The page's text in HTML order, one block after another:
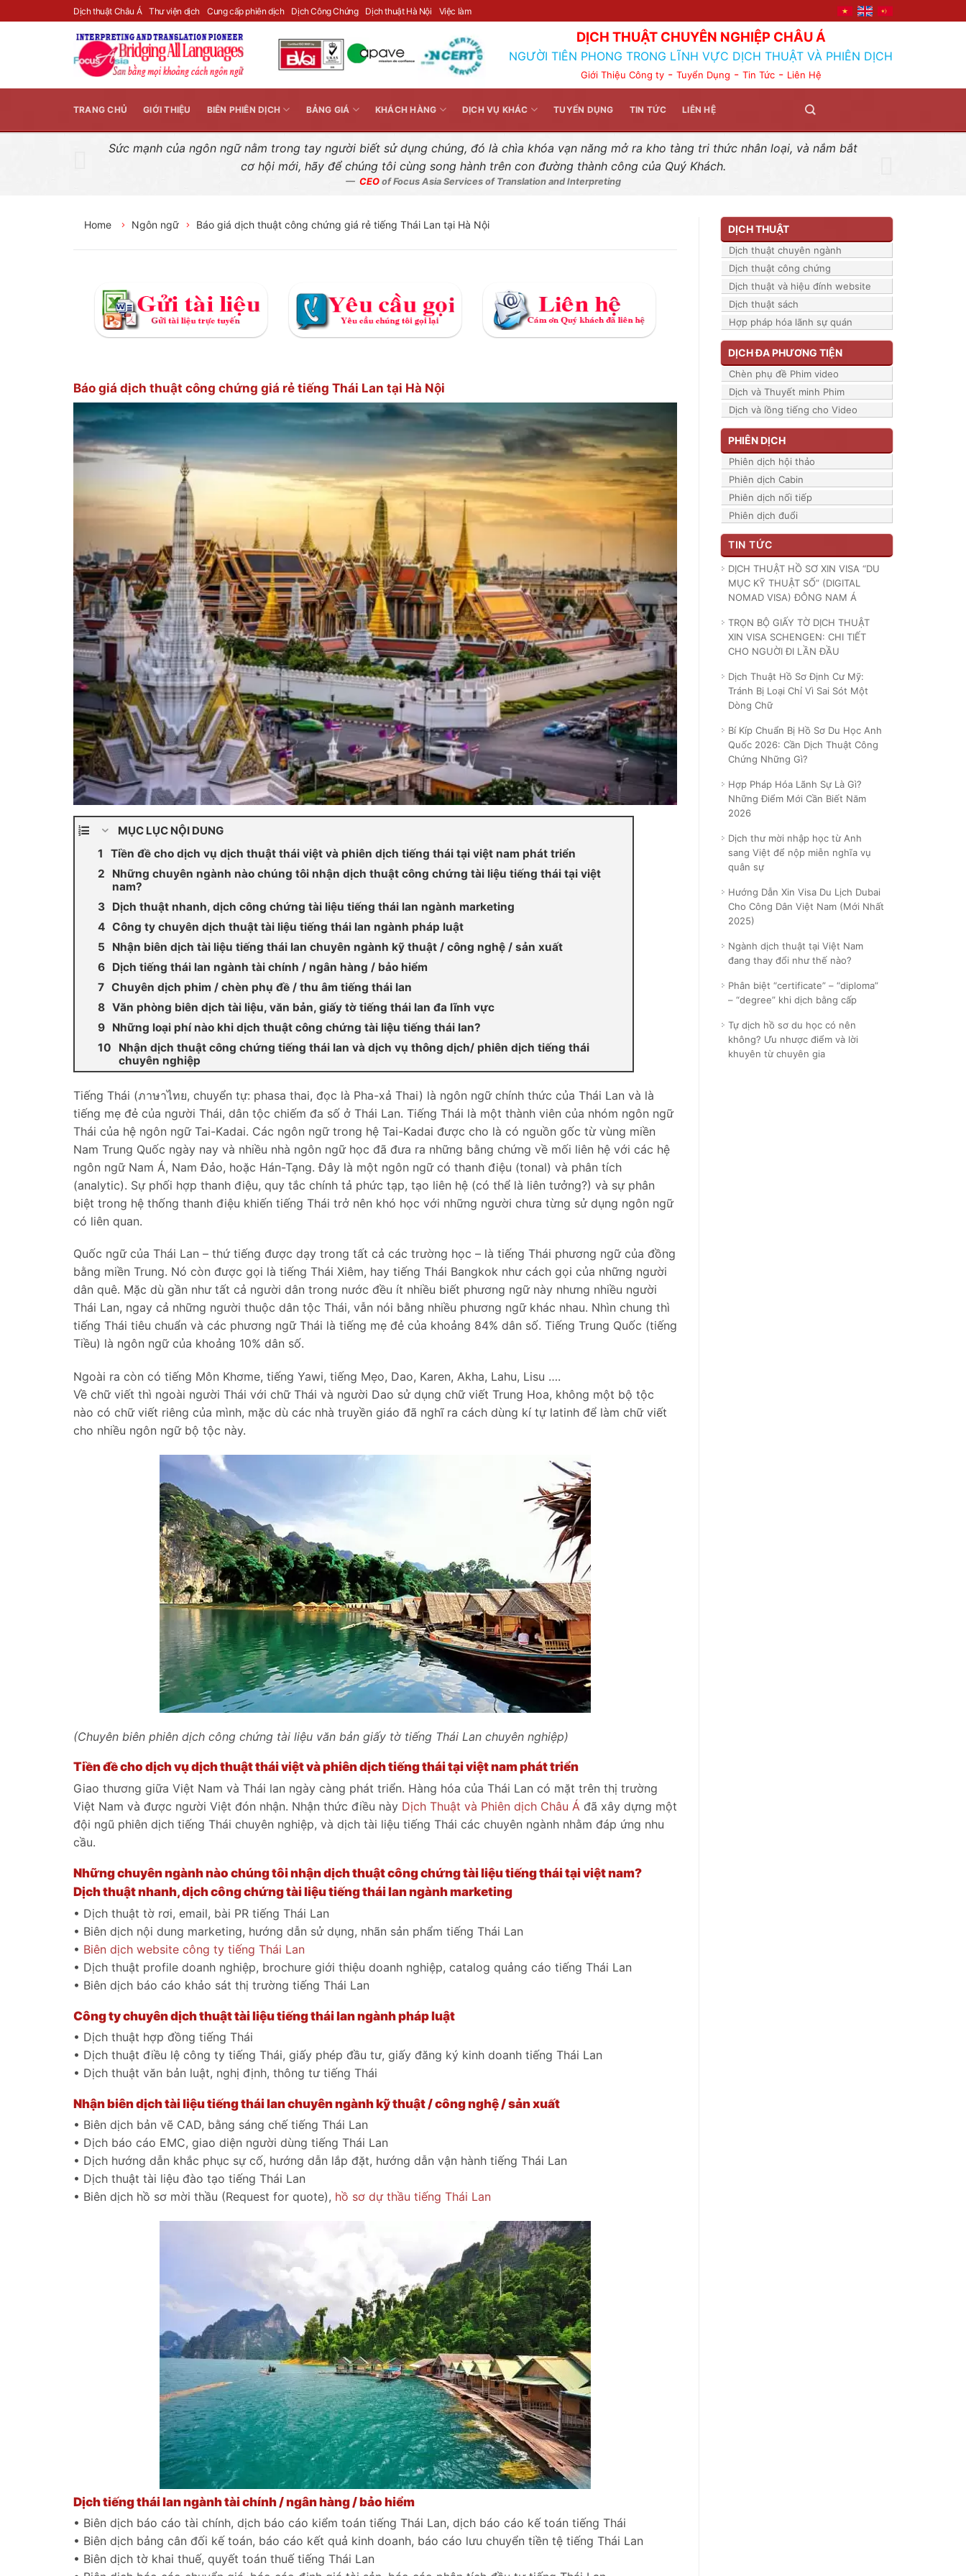
Dịch thuật Châu Á Thư viện dịch Cung cấp phiên dịch Dịch Công Chứng Dịch thuật Hà Nội Việc làm
DỊCH THUẬT CHUYÊN NGHIỆP CHÂU Á
NGƯỜI TIÊN PHONG TRONG LĨNH VỰC DỊCH THUẬT VÀ PHIÊN DỊCH
Giới Thiệu Công ty- Tuyển Dụng - Tin Tức- Liên Hệ
TRANG CHỦ GIỚI THIỆU BIÊN PHIÊN DỊCH BẢNG GIÁ KHÁCH HÀNG DỊCH VỤ KHÁC TUYỂN DỤNG TIN TỨC LIÊN HỆ
Sức mạnh của ngôn ngữ nằm trong tay người biết sử dụng chúng, đó là chìa khóa vạn năng mở ra kho tàng tri thức nhân loại, và nắm bắt
cơ hội mới, hãy để chúng tôi cùng song hành trên con đường thành công của Quý Khách.
CEOof Focus Asia Services of Translation and Interpreting
Home Ngôn ngữ Báo giá dịch thuật công chứng giá rẻ tiếng Thái Lan tại Hà Nội
Báo giá dịch thuật công chứng giá rẻ tiếng Thái Lan tại Hà Nội
MỤC LỤC NỘI DUNG
Tiền đề cho dịch vụ dịch thuật thái việt và phiên dịch tiếng thái tại việt nam phát triển
Những chuyên ngành nào chúng tôi nhận dịch thuật công chứng tài liệu tiếng thái tại việt
nam?
Dịch thuật nhanh, dịch công chứng tài liệu tiếng thái lan ngành marketing
Công ty chuyên dịch thuật tài liệu tiếng thái lan ngành pháp luật
Nhận biên dịch tài liệu tiếng thái lan chuyên ngành kỹ thuật / công nghệ / sản xuất
Dịch tiếng thái lan ngành tài chính / ngân hàng / bảo hiểm
Chuyên dịch phim / chèn phụ đề / thu âm tiếng thái lan
Văn phòng biên dịch tài liệu, văn bản, giấy tờ tiếng thái lan đa lĩnh vực
Những loại phí nào khi dịch thuật công chứng tài liệu tiếng thái lan?
Nhận dịch thuật công chứng tiếng thái lan và dịch vụ thông dịch/ phiên dịch tiếng thái
chuyên nghiệp
Tiếng Thái (ภาษาไทย, chuyển tự: phasa thai, đọc là Pha-xả Thai) là ngôn ngữ chính thức của Thái Lan và là
tiếng mẹ đẻ của người Thái, dân tộc chiếm đa số ở Thái Lan. Tiếng Thái là một thành viên của nhóm ngôn ngữ
Thái của hệ ngôn ngữ Tai-Kadai. Các ngôn ngữ trong hệ Tai-Kadai được cho là có nguồn gốc từ vùng miền
Nam Trung Quốc ngày nay và nhiều nhà ngôn ngữ học đã đưa ra những bằng chứng về mối liên hệ với các hệ
ngôn ngữ Nam Á, Nam Đảo, hoặc Hán-Tạng. Đây là một ngôn ngữ có thanh điệu (tonal) và phân tích
(analytic). Sự phối hợp thanh điệu, quy tắc chính tả phức tạp, tạo liên hệ (có thể là liên tưởng?) và sự phân
biệt trong hệ thống thanh điệu khiến tiếng Thái trở nên khó học với những người chưa từng sử dụng ngôn ngữ
có liên quan.
Quốc ngữ của Thái Lan – thứ tiếng được dạy trong tất cả các trường học – là tiếng Thái phương ngữ của đồng
bằng miền Trung. Nó còn được gọi là tiếng Thái Xiêm, hay tiếng Thái Bangkok như cách gọi của những người
dân quê. Mặc dù gần như tất cả người dân trong nước đều ít nhiều biết phương ngữ này nhưng nhiều người
Thái Lan, ngay cả những người thuộc dân tộc Thái, vẫn nói bằng nhiều phương ngữ khác nhau. Nhìn chung thì
tiếng Thái tiêu chuẩn và các phương ngữ Thái là tiếng mẹ đẻ của khoảng 84% dân số. Tiếng Trung Quốc (tiếng
Tiều) là ngôn ngữ của khoảng 10% dân số.
Ngoài ra còn có tiếng Môn Khơme, tiếng Yawi, tiếng Mẹo, Dao, Karen, Akha, Lahu, Lisu ….
Về chữ viết thì ngoài người Thái với chữ Thái và người Dao sử dụng chữ viết Trung Hoa, không một bộ tộc
nào có chữ viết riêng của mình, mặc dù các nhà truyền giáo đã nghĩ ra cách dùng kí tự latinh để làm chữ viết
cho nhiều ngôn ngữ bộ tộc này.
(Chuyên biên phiên dịch công chứng tài liệu văn bản giấy tờ tiếng Thái Lan chuyên nghiệp)
Tiền đề cho dịch vụ dịch thuật thái việt và phiên dịch tiếng thái tại việt nam phát triển
Giao thương giữa Việt Nam và Thái lan ngày càng phát triển. Hàng hóa của Thái Lan có mặt trên thị trường
Việt Nam và được người Việt đón nhận. Nhận thức điều này Dịch Thuật và Phiên dịch Châu Á đã xây dựng một
đội ngũ phiên dịch tiếng Thái chuyên nghiệp, và dịch tài liệu tiếng Thái các chuyên ngành nhằm đáp ứng nhu
cầu.
Những chuyên ngành nào chúng tôi nhận dịch thuật công chứng tài liệu tiếng thái tại việt nam?
Dịch thuật nhanh, dịch công chứng tài liệu tiếng thái lan ngành marketing
• Dịch thuật tờ rơi, email, bài PR tiếng Thái Lan
• Biên dịch nội dung marketing, hướng dẫn sử dụng, nhãn sản phẩm tiếng Thái Lan
• Biên dịch website công ty tiếng Thái Lan
• Dịch thuật profile doanh nghiệp, brochure giới thiệu doanh nghiệp, catalog quảng cáo tiếng Thái Lan
• Biên dịch báo cáo khảo sát thị trường tiếng Thái Lan
Công ty chuyên dịch thuật tài liệu tiếng thái lan ngành pháp luật
• Dịch thuật hợp đồng tiếng Thái
• Dịch thuật điều lệ công ty tiếng Thái, giấy phép đầu tư, giấy đăng ký kinh doanh tiếng Thái Lan
• Dịch thuật văn bản luật, nghị định, thông tư tiếng Thái
Nhận biên dịch tài liệu tiếng thái lan chuyên ngành kỹ thuật / công nghệ / sản xuất
• Biên dịch bản vẽ CAD, bằng sáng chế tiếng Thái Lan
• Dịch báo cáo EMC, giao diện người dùng tiếng Thái Lan
• Dịch hướng dẫn khắc phục sự cố, hướng dẫn lắp đặt, hướng dẫn vận hành tiếng Thái Lan
• Dịch thuật tài liệu đào tạo tiếng Thái Lan
• Biên dịch hồ sơ mời thầu (Request for quote), hồ sơ dự thầu tiếng Thái Lan
Dịch tiếng thái lan ngành tài chính / ngân hàng / bảo hiểm
• Biên dịch báo cáo tài chính, dịch báo cáo kiểm toán tiếng Thái Lan, dịch báo cáo kế toán tiếng Thái
• Biên dịch bảng cân đối kế toán, báo cáo kết quả kinh doanh, báo cáo lưu chuyển tiền tệ tiếng Thái Lan
• Biên dịch tờ khai thuế, quyết toán thuế tiếng Thái Lan
DỊCH THUẬT
Dịch thuật chuyên ngành
Dịch thuật công chứng
Dịch thuật và hiệu đính website
Dịch thuật sách
Hợp pháp hóa lãnh sự quán
DỊCH ĐA PHƯƠNG TIỆN
Chèn phụ đề Phim video
Dịch và Thuyết minh Phim
Dịch và lồng tiếng cho Video
PHIÊN DỊCH
Phiên dịch hội thảo
Phiên dịch Cabin
Phiên dịch nối tiếp
Phiên dịch đuổi
TIN TỨC
DỊCH THUẬT HỒ SƠ XIN VISA “DU
MỤC KỸ THUẬT SỐ” (DIGITAL
NOMAD VISA) ĐÔNG NAM Á
TRỌN BỘ GIẤY TỜ DỊCH THUẬT
XIN VISA SCHENGEN: CHI TIẾT
CHO NGUỜI ĐI LẦN ĐẦU
Dịch Thuật Hồ Sơ Định Cư Mỹ:
Tránh Bị Loại Chỉ Vì Sai Sót Một
Dòng Chữ
Bí Kíp Chuẩn Bị Hồ Sơ Du Học Anh
Quốc 2026: Cần Dịch Thuật Công
Chứng Những Gì?
Hợp Pháp Hóa Lãnh Sự Là Gì?
Những Điểm Mới Cần Biết Năm
2026
Dịch thư mời nhập học từ Anh
sang Việt để nộp miễn nghĩa vụ
quân sự
Hướng Dẫn Xin Visa Du Lịch Dubai
Cho Công Dân Việt Nam (Mới Nhất
2025)
Ngành dịch thuật tại Việt Nam
đang thay đổi như thế nào?
Phân biệt “certificate” – “diploma”
– “degree” khi dịch bằng cấp
Tự dịch hồ sơ du học có nên
không? Ưu nhược điểm và lời
khuyên từ chuyên gia
Liên hệ nhanh